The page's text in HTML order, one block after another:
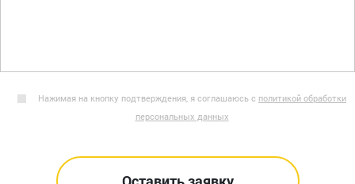
Нажимая на кнопку подтверждения, я соглашаюсь с политикой обработки
персональных данных